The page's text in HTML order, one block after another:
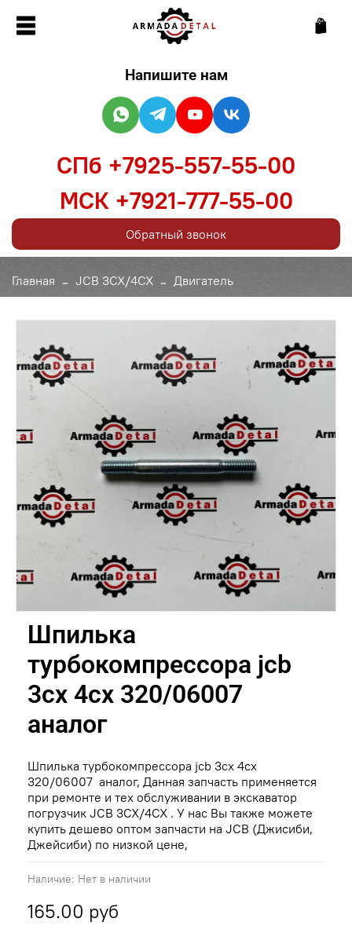
Главная JCB 3CX/4CX Двигатель
Наличие: Нет в наличии
Шпилька
турбокомпрессора jcb
3cx 4cx 320/06007
аналог
165.00 руб
Шпилька турбокомпрессора jcb 3cx 4cx
320/06007 аналог, Данная запчасть применяется
при ремонте и тех обслуживании в экскаватор
погрузчик JCB 3CX/4CX . У нас Вы также можете
купить дешево оптом запчасти на JCB (Джисиби,
Джейсиби) по низкой цене,
Напишите нам
СПб +7925-557-55-00
МСК +7921-777-55-00
Обратный звонок